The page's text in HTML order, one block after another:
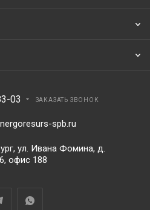
03 ЗАКАЗАТЬ ЗВОНОК
spb.ru
ул. Ивана Фомина, д.
6, офис 188